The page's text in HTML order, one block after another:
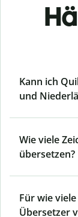
Kann ich
und
Wie viele
übersetzen?
Für wie
Übersetzer